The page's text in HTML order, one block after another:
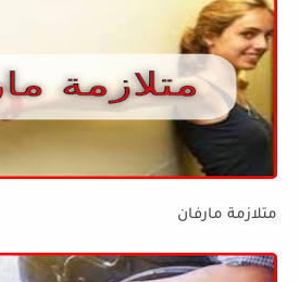
متلازمة مارفان